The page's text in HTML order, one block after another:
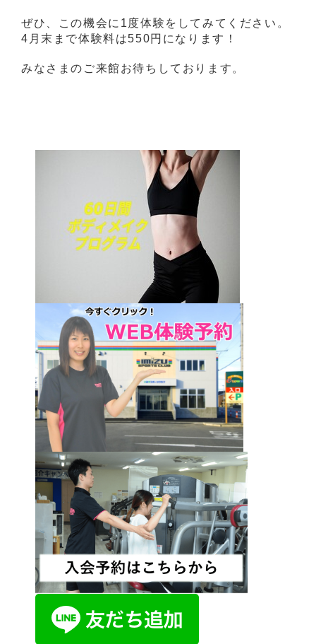
ぜひ、この機会に1度体験をしてみてください。
4月末まで体験料は550円になります！
みなさまのご来館お待ちしております。